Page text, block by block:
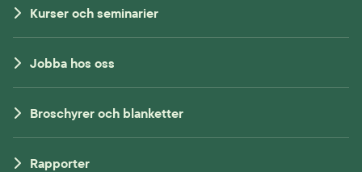
Kurser och seminarier
Jobba hos oss
Broschyrer och blanketter
Rapporter